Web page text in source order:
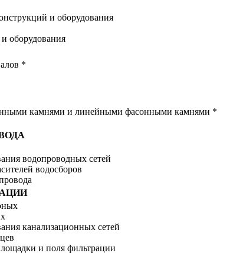
и оборудования
оборудования
*
камнями и линейными фасонными камнями *
водопроводных сетей
водосборов
канализационных сетей
и поля фильтрации